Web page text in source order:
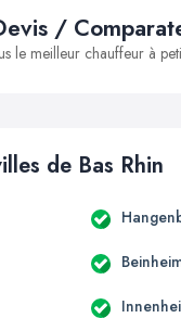
/
le meilleur chauffeur à
de Bas Rhin